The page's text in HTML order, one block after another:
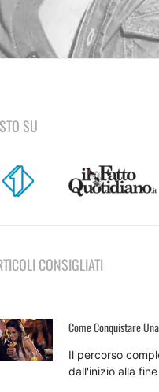
SU
CONSIGLIATI
Come Conquistare
Il percorso
dall'inizio alla fine